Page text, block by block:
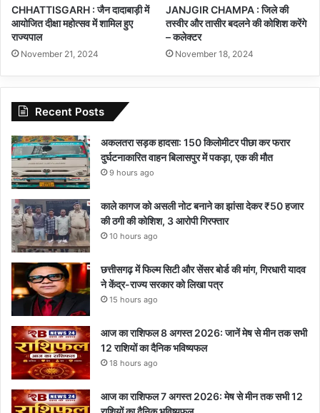
CHHATTISGARH : जैन दादाबाड़ी में
आयोजित दीक्षा महोत्सव में शामिल हुए
राज्यपाल
November 21, 2024
JANJGIR CHAMPA : जिले की
तस्वीर और तासीर बदलने की कोशिश करेंगे
– कलेक्टर
November 18, 2024
Recent Posts
अकलतरा सड़क हादसा: 150 किलोमीटर पीछा कर फरार
दुर्घटनाकारित वाहन बिलासपुर में पकड़ा, एक की मौत
9 hours ago
काले कागज को असली नोट बनाने का झांसा देकर ₹50 हजार
की ठगी की कोशिश, 3 आरोपी गिरफ्तार
10 hours ago
छत्तीसगढ़ में फिल्म सिटी और सेंसर बोर्ड की मांग, गिरधारी यादव
ने केंद्र-राज्य सरकार को लिखा पत्र
15 hours ago
आज का राशिफल 8 अगस्त 2026: जानें मेष से मीन तक सभी
12 राशियों का दैनिक भविष्यफल
18 hours ago
आज का राशिफल 7 अगस्त 2026: मेष से मीन तक सभी 12